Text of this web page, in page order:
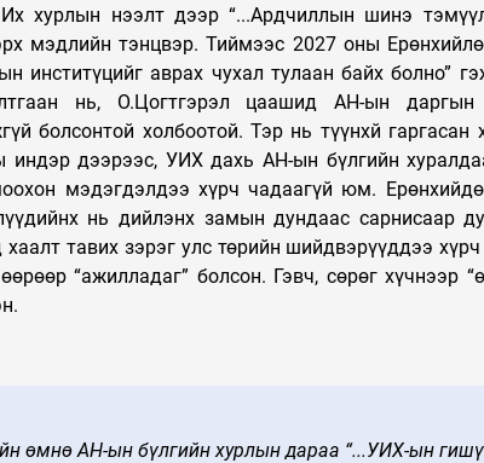
хурлын нээлт дээр “...Ардчиллын шинэ
мэдлийн тэнцвэр. Тиймээс 2027 оны
инститүцийг аврах чухал тулаан байх болно”
нь, О.Цогтгэрэл цаашид АН-ын
болсонтой холбоотой. Тэр нь түүнхй гаргасан
индэр дээрээс, УИХ дахь АН-ын бүлгийн
мэдэгдэлдээ хүрч чадаагүй юм.
нь дийлэнх замын дундаас сарнисаар
хаалт тавих зэрэг улс төрийн шийдвэрүүддээ
“ажилладаг” болсон. Гэвч, сөрөг хүчнээр
өмнө АН-ын бүлгийн хурлын дараа “...УИХ-ын